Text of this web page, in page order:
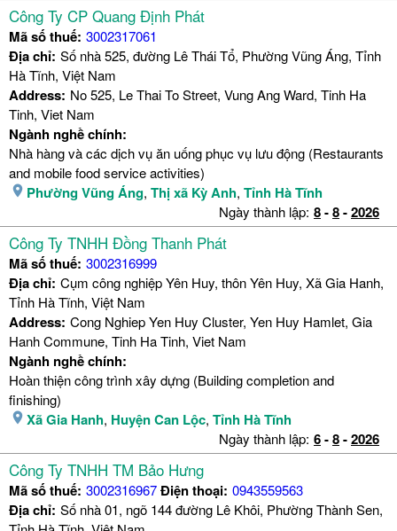
Công Ty CP Quang Định Phát
Mã số thuế: 3002317061
Địa chỉ: Số nhà 525, đường Lê Thái Tổ, Phường Vũng Áng, Tỉnh
Hà Tĩnh, Việt Nam
Address: No 525, Le Thai To Street, Vung Ang Ward, Tinh Ha
Tinh, Viet Nam
Ngành nghề chính:
Nhà hàng và các dịch vụ ăn uống phục vụ lưu động (Restaurants
and mobile food service activities)
Phường Vũng Áng, Thị xã Kỳ Anh, Tỉnh Hà Tĩnh
Ngày thành lập: 8-8-2026
Công Ty TNHH Đồng Thanh Phát
Mã số thuế: 3002316999
Địa chỉ: Cụm công nghiệp Yên Huy, thôn Yên Huy, Xã Gia Hanh,
Tỉnh Hà Tĩnh, Việt Nam
Address: Cong Nghiep Yen Huy Cluster, Yen Huy Hamlet, Gia
Hanh Commune, Tinh Ha Tinh, Viet Nam
Ngành nghề chính:
Hoàn thiện công trình xây dựng (Building completion and
finishing)
Xã Gia Hanh, Huyện Can Lộc, Tỉnh Hà Tĩnh
Ngày thành lập: 6-8-2026
Công Ty TNHH TM Bảo Hưng
Mã số thuế: 3002316967Điện thoại: 0943559563
Địa chỉ: Số nhà 01, ngõ 144 đường Lê Khôi, Phường Thành Sen,